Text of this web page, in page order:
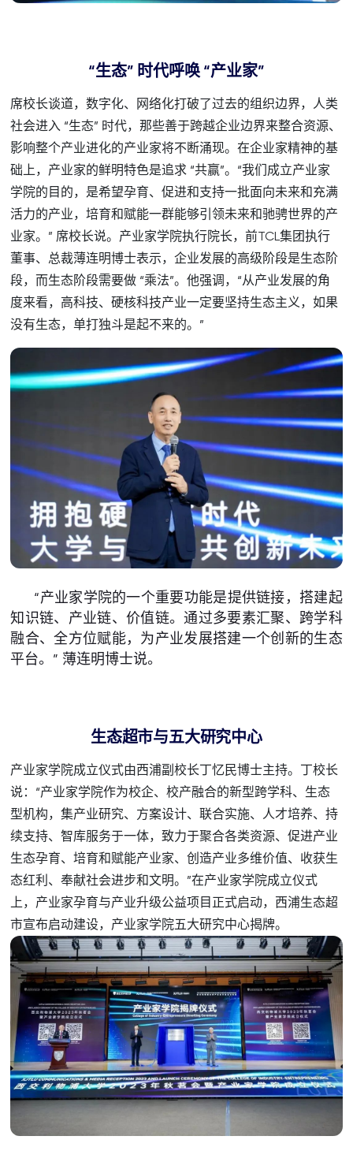
“生态” 时代呼唤 “产业家”
席校长谈道，数字化、网络化打破了过去的组织边界，人类
社会进入 “生态” 时代，那些善于跨越企业边界来整合资源、
影响整个产业进化的产业家将不断涌现。在企业家精神的基
础上，产业家的鲜明特色是追求 “共赢”。“我们成立产业家
学院的目的，是希望孕育、促进和支持一批面向未来和充满
活力的产业，培育和赋能一群能够引领未来和驰骋世界的产
业家。” 席校长说。产业家学院执行院长，前TCL集团执行
董事、总裁薄连明博士表示，企业发展的高级阶段是生态阶
段，而生态阶段需要做 “乘法”。他强调，“从产业发展的角
度来看，高科技、硬核科技产业一定要坚持生态主义，如果
没有生态，单打独斗是起不来的。”
“产业家学院的一个重要功能是提供链接，搭建起
知识链、产业链、价值链。通过多要素汇聚、跨学科
融合、全方位赋能，为产业发展搭建一个创新的生态
平台。” 薄连明博士说。
生态超市与五大研究中心
产业家学院成立仪式由西浦副校长丁忆民博士主持。丁校长
说：“产业家学院作为校企、校产融合的新型跨学科、生态
型机构，集产业研究、方案设计、联合实施、人才培养、持
续支持、智库服务于一体，致力于聚合各类资源、促进产业
生态孕育、培育和赋能产业家、创造产业多维价值、收获生
态红利、奉献社会进步和文明。”在产业家学院成立仪式
上，产业家孕育与产业升级公益项目正式启动，西浦生态超
市宣布启动建设，产业家学院五大研究中心揭牌。